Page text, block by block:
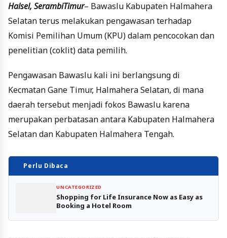
Halsel, SerambiTimur– Bawaslu Kabupaten Halmahera
Selatan terus melakukan pengawasan terhadap
Komisi Pemilihan Umum (KPU) dalam pencocokan dan
penelitian (coklit) data pemilih.
Pengawasan Bawaslu kali ini berlangsung di
Kecmatan Gane Timur, Halmahera Selatan, di mana
daerah tersebut menjadi fokos Bawaslu karena
merupakan perbatasan antara Kabupaten Halmahera
Selatan dan Kabupaten Halmahera Tengah.
Perlu Dibaca
UNCATEGORIZED
Shopping for Life Insurance Now as Easy as
Booking a Hotel Room